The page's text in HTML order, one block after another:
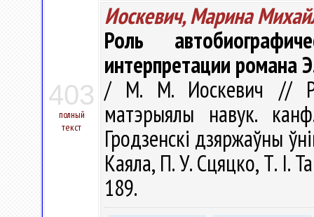
403
полный
текст
Иоскевич, Марина
Роль
интерпретации романа
/ М. М. Иоскевич //
матэрыялы навук.
Гродзенскi дзяржаўны
Каяла, П. У. Сцяцко, Т. І.
189.